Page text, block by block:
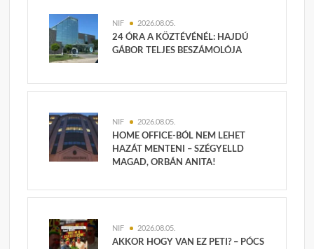
NIF 2026.08.05.
24 ÓRA A KÖZTÉVÉNÉL: HAJDÚ
GÁBOR TELJES BESZÁMOLÓJA
NIF 2026.08.05.
HOME OFFICE-BÓL NEM LEHET
HAZÁT MENTENI – SZÉGYELLD
MAGAD, ORBÁN ANITA!
NIF 2026.08.05.
AKKOR HOGY VAN EZ PETI? – PÓCS